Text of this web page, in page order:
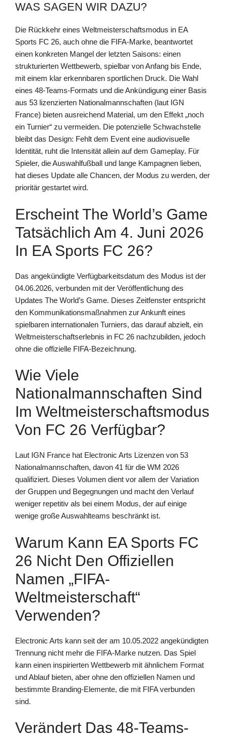
WAS SAGEN WIR DAZU?
Die Rückkehr eines Weltmeisterschaftsmodus in EA
Sports FC 26, auch ohne die FIFA-Marke, beantwortet
einen konkreten Mangel der letzten Saisons: einen
strukturierten Wettbewerb, spielbar von Anfang bis Ende,
mit einem klar erkennbaren sportlichen Druck. Die Wahl
eines 48-Teams-Formats und die Ankündigung einer Basis
aus 53 lizenzierten Nationalmannschaften (laut IGN
France) bieten ausreichend Material, um den Effekt „noch
ein Turnier“ zu vermeiden. Die potenzielle Schwachstelle
bleibt das Design: Fehlt dem Event eine audiovisuelle
Identität, ruht die Intensität allein auf dem Gameplay. Für
Spieler, die Auswahlfußball und lange Kampagnen lieben,
hat dieses Update alle Chancen, der Modus zu werden, der
prioritär gestartet wird.
Erscheint The World’s Game
Tatsächlich Am 4. Juni 2026
In EA Sports FC 26?
Das angekündigte Verfügbarkeitsdatum des Modus ist der
04.06.2026, verbunden mit der Veröffentlichung des
Updates The World’s Game. Dieses Zeitfenster entspricht
den Kommunikationsmaßnahmen zur Ankunft eines
spielbaren internationalen Turniers, das darauf abzielt, ein
Weltmeisterschaftserlebnis in FC 26 nachzubilden, jedoch
ohne die offizielle FIFA-Bezeichnung.
Wie Viele
Nationalmannschaften Sind
Im Weltmeisterschaftsmodus
Von FC 26 Verfügbar?
Laut IGN France hat Electronic Arts Lizenzen von 53
Nationalmannschaften, davon 41 für die WM 2026
qualifiziert. Dieses Volumen dient vor allem der Variation
der Gruppen und Begegnungen und macht den Verlauf
weniger repetitiv als bei einem Modus, der auf einige
wenige große Auswahlteams beschränkt ist.
Warum Kann EA Sports FC
26 Nicht Den Offiziellen
Namen „FIFA-
Weltmeisterschaft“
Verwenden?
Electronic Arts kann seit der am 10.05.2022 angekündigten
Trennung nicht mehr die FIFA-Marke nutzen. Das Spiel
kann einen inspirierten Wettbewerb mit ähnlichem Format
und Ablauf bieten, aber ohne den offiziellen Namen und
bestimmte Branding-Elemente, die mit FIFA verbunden
sind.
Verändert Das 48-Teams-